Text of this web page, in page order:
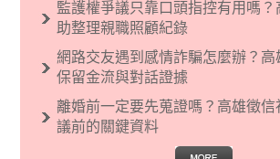
監護權爭議只靠口頭指控有用嗎
助整理親職照顧紀錄
網路交友遇到感情詐騙怎麼辦？高
保留金流與對話證據
離婚前一定要先蒐證嗎？高雄徵信
議前的關鍵資料